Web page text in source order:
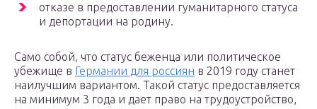
отказе в предоставлении гуманитарного статуса
и депортации на родину.
Само собой, что статус беженца или политическое
убежище в Германии для россиян в 2019 году станет
наилучшим вариантом. Такой статус предоставляется
на минимум 3 года и дает право на трудоустройство,